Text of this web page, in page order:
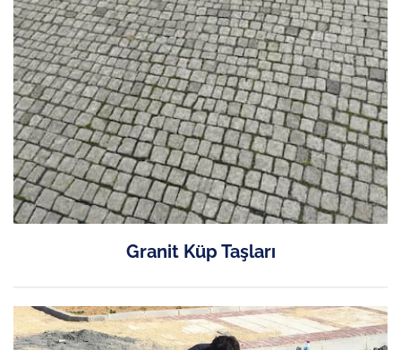
Granit Küp Taşları